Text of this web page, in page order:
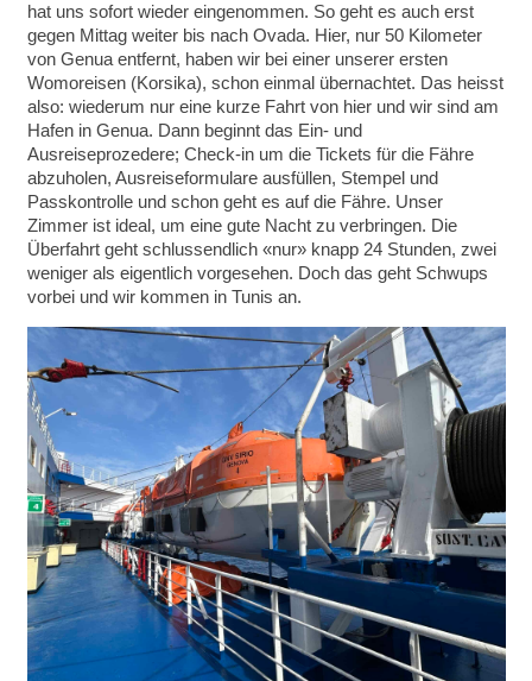
hat uns sofort wieder eingenommen. So geht es auch erst
gegen Mittag weiter bis nach Ovada. Hier, nur 50 Kilometer
von Genua entfernt, haben wir bei einer unserer ersten
Womoreisen (Korsika), schon einmal übernachtet. Das heisst
also: wiederum nur eine kurze Fahrt von hier und wir sind am
Hafen in Genua. Dann beginnt das Ein- und
Ausreiseprozedere; Check-in um die Tickets für die Fähre
abzuholen, Ausreiseformulare ausfüllen, Stempel und
Passkontrolle und schon geht es auf die Fähre. Unser
Zimmer ist ideal, um eine gute Nacht zu verbringen. Die
Überfahrt geht schlussendlich «nur» knapp 24 Stunden, zwei
weniger als eigentlich vorgesehen. Doch das geht Schwups
vorbei und wir kommen in Tunis an.